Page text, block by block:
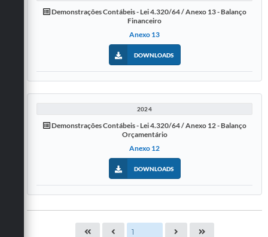
Demonstrações Contábeis - Lei 4.320/64 / Anexo 13 - Balanço
Financeiro
Anexo 13
DOWNLOADS
2024
Demonstrações Contábeis - Lei 4.320/64 / Anexo 12 - Balanço
Orçamentário
Anexo 12
DOWNLOADS